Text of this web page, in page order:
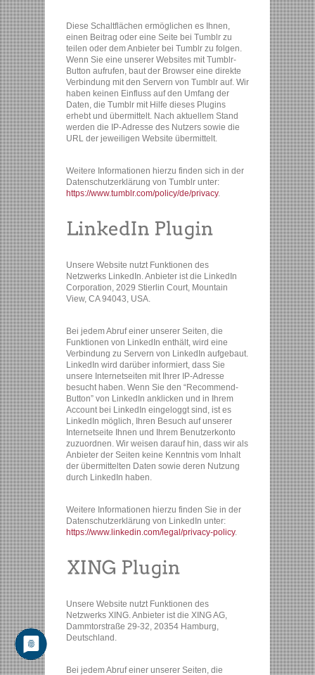
Diese Schaltflächen ermöglichen es Ihnen,
einen Beitrag oder eine Seite bei Tumblr zu
teilen oder dem Anbieter bei Tumblr zu folgen.
Wenn Sie eine unserer Websites mit Tumblr-
Button aufrufen, baut der Browser eine direkte
Verbindung mit den Servern von Tumblr auf. Wir
haben keinen Einfluss auf den Umfang der
Daten, die Tumblr mit Hilfe dieses Plugins
erhebt und übermittelt. Nach aktuellem Stand
werden die IP-Adresse des Nutzers sowie die
URL der jeweiligen Website übermittelt.
Weitere Informationen hierzu finden sich in der
Datenschutzerklärung von Tumblr unter:
https://www.tumblr.com/policy/de/privacy.
Unsere Website nutzt Funktionen des
Netzwerks LinkedIn. Anbieter ist die LinkedIn
Corporation, 2029 Stierlin Court, Mountain
View, CA 94043, USA.
Bei jedem Abruf einer unserer Seiten, die
Funktionen von LinkedIn enthält, wird eine
Verbindung zu Servern von LinkedIn aufgebaut.
LinkedIn wird darüber informiert, dass Sie
unsere Internetseiten mit Ihrer IP-Adresse
besucht haben. Wenn Sie den “Recommend-
Button” von LinkedIn anklicken und in Ihrem
Account bei LinkedIn eingeloggt sind, ist es
LinkedIn möglich, Ihren Besuch auf unserer
Internetseite Ihnen und Ihrem Benutzerkonto
zuzuordnen. Wir weisen darauf hin, dass wir als
Anbieter der Seiten keine Kenntnis vom Inhalt
der übermittelten Daten sowie deren Nutzung
durch LinkedIn haben.
Weitere Informationen hierzu finden Sie in der
Datenschutzerklärung von LinkedIn unter:
https://www.linkedin.com/legal/privacy-policy.
Unsere Website nutzt Funktionen des
Netzwerks XING. Anbieter ist die XING AG,
Dammtorstraße 29-32, 20354 Hamburg,
Deutschland.
Bei jedem Abruf einer unserer Seiten, die